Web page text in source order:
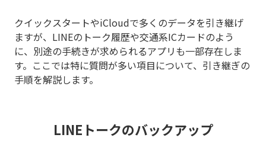
クイックスタートやiCloudで多くのデータを引き継げ
ますが、LINEのトーク履歴や交通系ICカードのよう
に、別途の手続きが求められるアプリも一部存在しま
す。ここでは特に質問が多い項目について、引き継ぎの
手順を解説します。
LINEトークのバックアップ